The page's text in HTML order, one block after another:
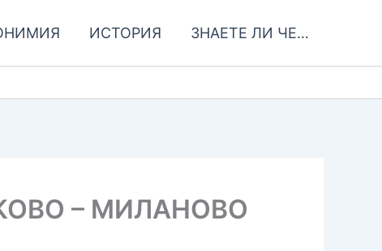
ИСТОРИЯ ЗНАЕТЕ ЛИ ЧЕ…
– МИЛАНОВО